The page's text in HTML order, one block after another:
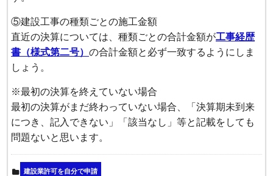
⑤建設工事の種類ごとの施工金額
直近の決算については、種類ごとの合計金額が工事経歴
書（様式第二号） の合計金額と必ず一致するようにしま
しょう。
※最初の決算を終えていない場合
最初の決算がまだ終わっていない場合、「決算期未到来
につき、記入できない」「該当なし」等と記載をしても
問題ないと思います。
建設業許可を自分で申請